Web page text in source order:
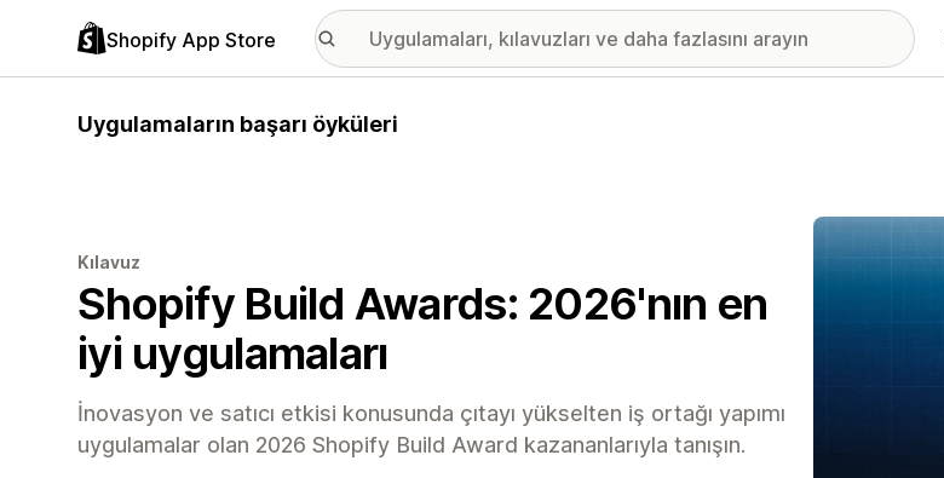
Shopify App Store
Uygulamaların başarı öyküleri
Kılavuz
Shopify Build Awards: 2026'nın en
iyi uygulamaları
İnovasyon ve satıcı etkisi konusunda çıtayı yükselten iş ortağı yapımı
uygulamalar olan 2026 Shopify Build Award kazananlarıyla tanışın.